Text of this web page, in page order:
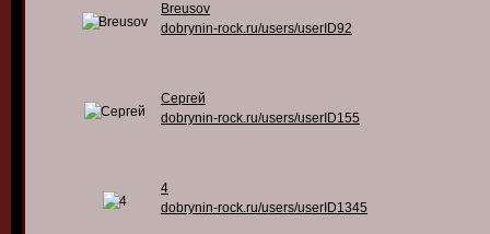
Breusov
dobrynin-rock.ru/users/userID92
Сергей
dobrynin-rock.ru/users/userID155
4
dobrynin-rock.ru/users/userID1345